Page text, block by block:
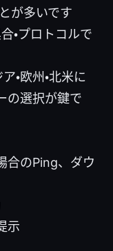
が多いです
・プロトコルで
・欧州・北米に
の選択が鍵で
合のPing、ダウ
示